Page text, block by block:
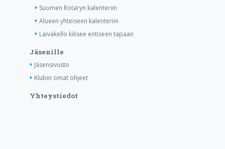
Suomen Rotaryn kalenteriin
Alueen yhteiseen kalenteriin
Laivakello kilisee entiseen tapaan
Jäsenille
Jäsensivusto
Klubin omat ohjeet
Yhteystiedot